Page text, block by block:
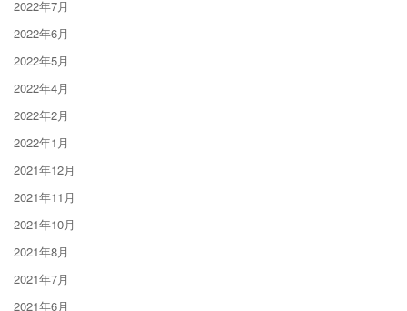
2022年7月
2022年6月
2022年5月
2022年4月
2022年2月
2022年1月
2021年12月
2021年11月
2021年10月
2021年8月
2021年7月
2021年6月